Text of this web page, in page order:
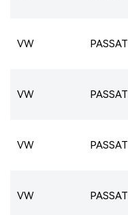
VW PASSAT
VW PASSAT
VW PASSAT
VW PASSAT